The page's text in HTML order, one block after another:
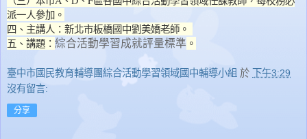
派一人參加。
四、主講人：新北市板橋國中劉美嬌老師。
五、講題： 綜合活動學習成就評量標準 。
臺中市國民教育輔導團綜合活動學習領域國中輔導小組 於 下午3:29
沒有留言:
分享